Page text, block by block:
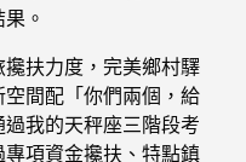
。
扶力度，完美鄉村驛
間配「你們兩個，給
我的天秤座三階段考
項資金攙扶、特點鎮